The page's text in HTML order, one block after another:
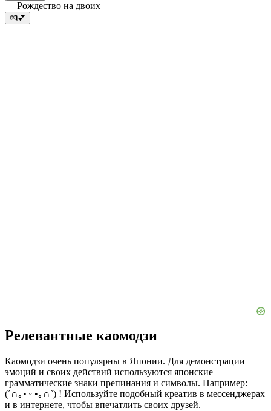
— Рождество на двоих
💏💕
Релевантные каомодзи
Каомодзи очень популярны в Японии. Для демонстрации
эмоций и своих действий используются японские
грамматические знаки препинания и символы. Например:
(´∩｡• ᵕ •｡∩`) ! Используйте подобный креатив в мессенджерах
и в интернете, чтобы впечатлить своих друзей.